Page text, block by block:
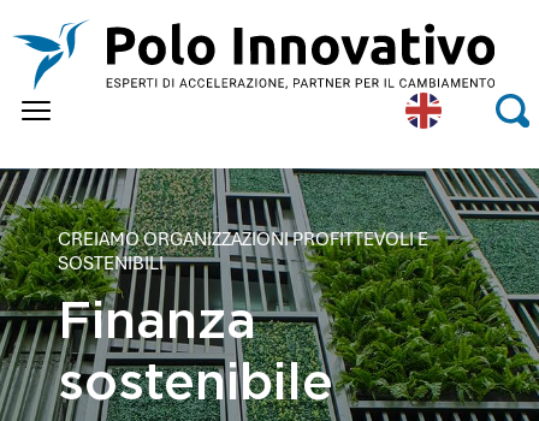
Eng
lish
CREIAMO ORGANIZZAZIONI PROFITTEVOLI E
SOSTENIBILI
Finanza
sostenibile